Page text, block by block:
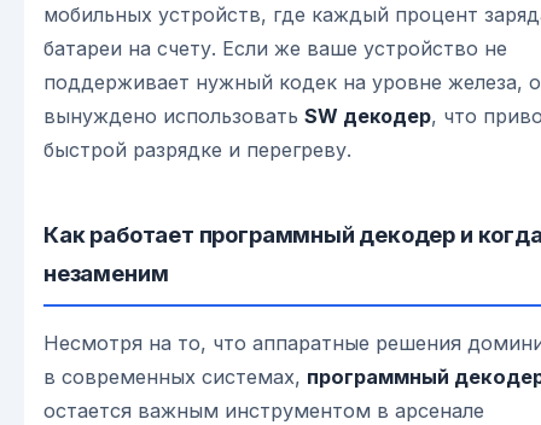
мобильных устройств, где каждый процент
батареи на счету. Если же ваше устройство не
поддерживает нужный кодек на уровне железа,
вынуждено использовать SW декодер, что
быстрой разрядке и перегреву.
Как работает программный декодер и
незаменим
Несмотря на то, что аппаратные решения
в современных системах, программный
остается важным инструментом в арсенале